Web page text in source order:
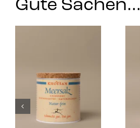
Gute Sachen…